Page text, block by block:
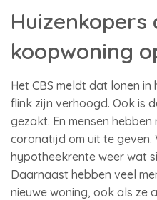
koopwoning
Het CBS meldt dat lonen
flink zijn verhoogd. Ook is
gezakt. En mensen
coronatijd om uit te
hypotheekrente weer wat
Daarnaast hebben veel
nieuwe woning, ook als ze